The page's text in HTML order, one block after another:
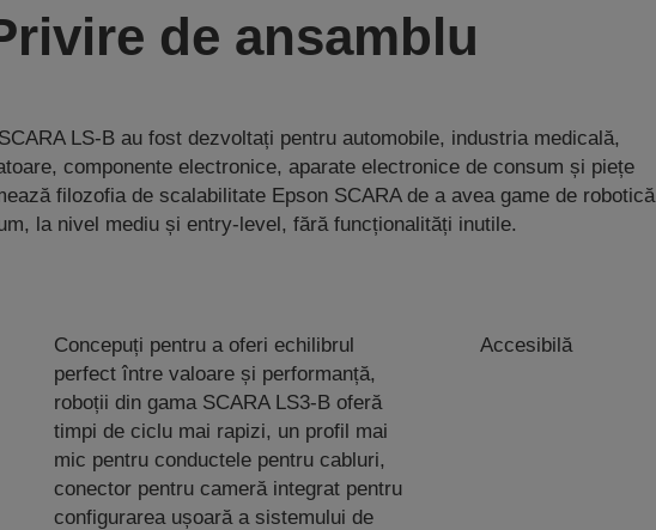
de ansamblu
LS-B au fost dezvoltați pentru automobile, industria medicală,
componente electronice, aparate electronice de consum și piețe
filozofia de scalabilitate Epson SCARA de a avea game de robotică
la nivel mediu și entry-level, fără funcționalități inutile.
Concepuți pentru a oferi echilibrul
perfect între valoare și performanță,
roboții din gama SCARA LS3-B oferă
timpi de ciclu mai rapizi, un profil mai
mic pentru conductele pentru cabluri,
conector pentru cameră integrat pentru
configurarea ușoară a sistemului de
Accesibilă